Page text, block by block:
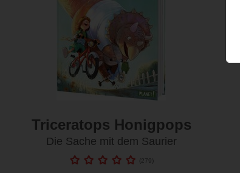
Triceratops Honigpops
Die Sache mit dem Saurier
(279)